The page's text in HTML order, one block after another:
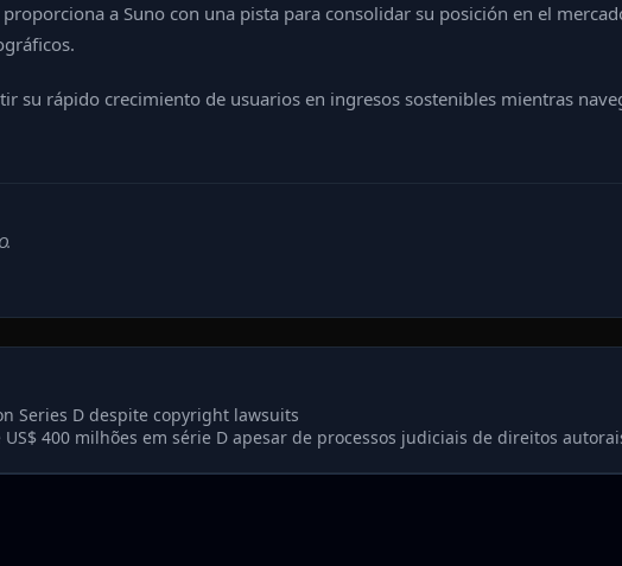
a Suno con una pista para consolidar su posición en el
su rápido crecimiento de usuarios en ingresos sostenibles mientras
Series D despite copyright lawsuits
400 milhões em série D apesar de processos judiciais de direitos